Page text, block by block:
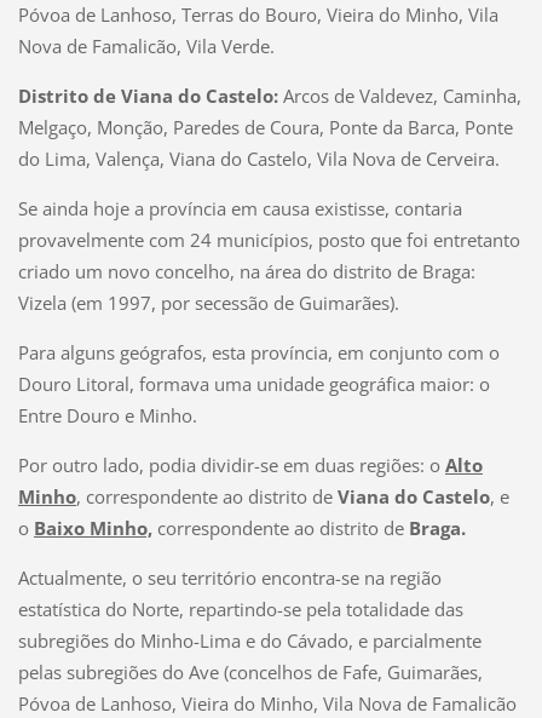
Póvoa de Lanhoso, Terras do Bouro, Vieira do Minho, Vila
Nova de Famalicão, Vila Verde.
Distrito de Viana do Castelo:Arcos de Valdevez, Caminha,
Melgaço, Monção, Paredes de Coura, Ponte da Barca, Ponte
do Lima, Valença, Viana do Castelo, Vila Nova de Cerveira.
Se ainda hoje a província em causa existisse, contaria
provavelmente com 24 municípios, posto que foi entretanto
criado um novo concelho, na área do distrito de Braga:
Vizela (em 1997, por secessão de Guimarães).
Para alguns geógrafos, esta província, em conjunto com o
Douro Litoral, formava uma unidade geográfica maior: o
Entre Douro e Minho.
Por outro lado, podia dividir-se em duas regiões: o Alto
Minho, correspondente ao distrito de Viana do Castelo, e
o Baixo Minho,correspondente ao distrito de Braga.
Actualmente, o seu território encontra-se na região
estatística do Norte, repartindo-se pela totalidade das
subregiões do Minho-Lima e do Cávado, e parcialmente
pelas subregiões do Ave (concelhos de Fafe, Guimarães,
Póvoa de Lanhoso, Vieira do Minho, Vila Nova de Famalicão